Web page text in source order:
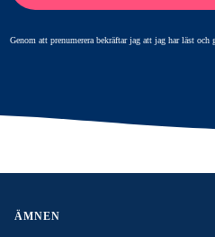
Genom att prenumerera bekräftar jag att jag har läst och
ÄMNEN